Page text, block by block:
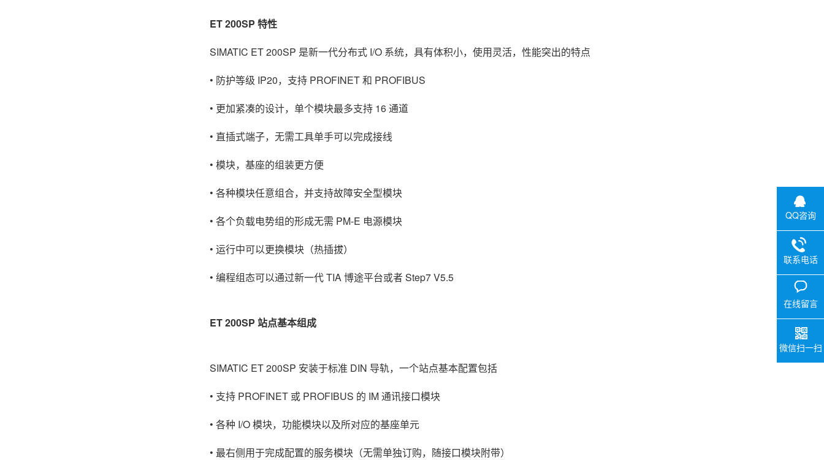
ET 200SP 特性
SIMATIC ET 200SP 是新一代分布式 I/O 系统，具有体积小，使用灵活，性能突出的特点
• 防护等级 IP20，支持 PROFINET 和 PROFIBUS
• 更加紧凑的设计，单个模块最多支持 16 通道
• 直插式端子，无需工具单手可以完成接线
• 模块，基座的组装更方便
• 各种模块任意组合，并支持故障安全型模块
• 各个负载电势组的形成无需 PM-E 电源模块
• 运行中可以更换模块（热插拔）
• 编程组态可以通过新一代 TIA 博途平台或者 Step7 V5.5
ET 200SP 站点基本组成
SIMATIC ET 200SP 安装于标准 DIN 导轨，一个站点基本配置包括
• 支持 PROFINET 或 PROFIBUS 的 IM 通讯接口模块
• 各种 I/O 模块，功能模块以及所对应的基座单元
• 最右侧用于完成配置的服务模块（无需单独订购，随接口模块附带）
QQ咨询
联系电话
在线留言
微信扫一扫